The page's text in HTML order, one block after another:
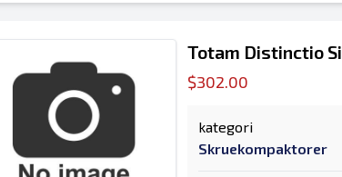
Totam Distinctio Si
$302.00
kategori
Skruekompaktorer